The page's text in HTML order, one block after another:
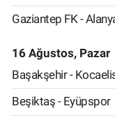
Gaziantep FK -
16 Ağustos, Pazar
Başakşehir -
Beşiktaş - Eyüpspor